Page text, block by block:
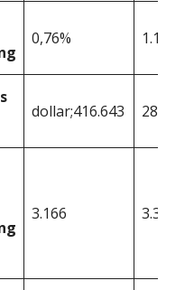
0,76% 1.15%
dollar;416.643 288.596
3.166 3.319